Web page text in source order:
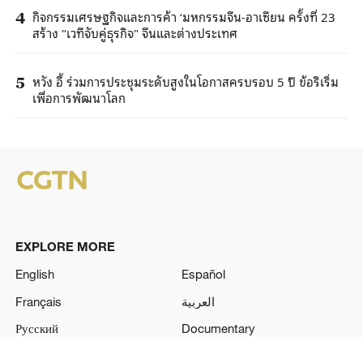
4 กิจกรรมเศรษฐกิจและการค้า ‘มหกรรมจีน-อาเซียน ครั้งที่ 23
สร้าง "เวทีจับคู่ธุรกิจ" จีนและต่างประเทศ
5 หวัง อี้ ร่วมการประชุมระดับสูงในโอกาสครบรอบ 5 ปี ข้อริเริ่ม
เพื่อการพัฒนาโลก
EXPLORE MORE
English
Español
Français
العربية
Русский
Documentary